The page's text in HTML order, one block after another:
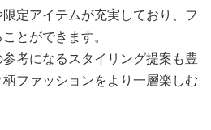
定アイテムが充実しており、フ
とができます。
考になるスタイリング提案も豊
ファッションをより一層楽しむ